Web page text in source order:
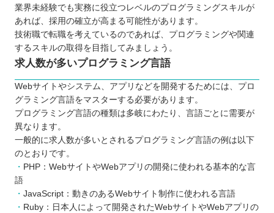
業界未経験でも実務に役立つレベルのプログラミングスキルが
あれば、採用の確立が高まる可能性があります。
技術職で転職を考えているのであれば、プログラミングや関連
するスキルの取得を目指してみましょう。
求人数が多いプログラミング言語
Webサイトやシステム、アプリなどを開発するためには、プロ
グラミング言語をマスターする必要があります。
プログラミング言語の種類は多岐にわたり、言語ごとに需要が
異なります。
一般的に求人数が多いとされるプログラミング言語の例は以下
のとおりです。
PHP：WebサイトやWebアプリの開発に使われる基本的な言
語
JavaScript：動きのあるWebサイト制作に使われる言語
Ruby：日本人によって開発されたWebサイトやWebアプリの